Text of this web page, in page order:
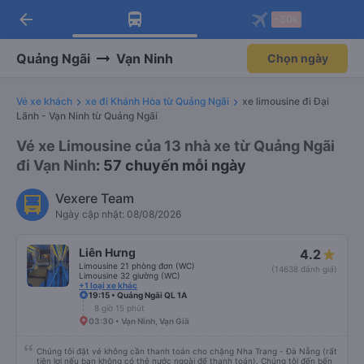
Tải app Vexere ngay!
Nhận ưu đãi thành viên độc
Mở app
Tải app Vexere
-30k/ghế khi đặt vé máy bay qua
Mở app
arrow_back
Quảng Ngãi Vạn Ninh Chọn ngày
Vé xe khách xe đi Khánh Hòa từ Quảng Ngãi
xe limousine đi Đại
Lãnh - Vạn Ninh từ Quảng Ngãi
Vé xe Limousine của 13 nhà xe từ Quảng Ngãi
đi Vạn Ninh: 57 chuyến mỗi ngày
Vexere Team
Ngày cập nhật: 08/08/2026
Liên Hưng
Limousine 21 phòng đơn (WC)
Limousine 32 giường (WC)
+1 loại xe khác
4.2
(14638 đánh giá)
19:15 • Quảng Ngãi QL 1A
8 giờ 15 phút
03:30 • Vạn Ninh, Vạn Giã
Chúng tôi đặt vé không cần thanh toán cho chặng Nha Trang - Đà Nẵng (rất
tiện lợi nếu bạn không có thẻ nước ngoài để thanh toán). Chúng tôi đến bến